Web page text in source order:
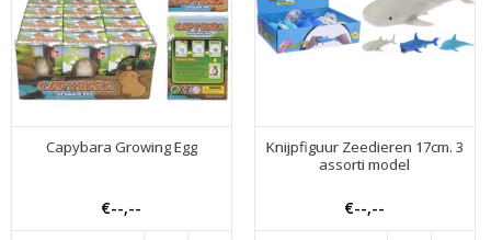
Capybara Growing Egg
€--,--
Knijpfiguur Zeedieren 17cm. 3
assorti model
€--,--